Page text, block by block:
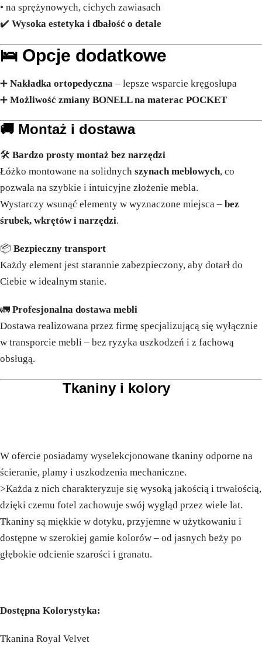
• na sprężynowych, cichych zawiasach
✔️ Wysoka estetyka i dbałość o detale
🛌 Opcje dodatkowe
➕ Nakładka ortopedyczna – lepsze wsparcie kręgosłupa
➕ Możliwość zmiany BONELL na materac POCKET
🚚 Montaż i dostawa
🛠️ Bardzo prosty montaż bez narzędzi
Łóżko montowane na solidnych szynach meblowych, co
pozwala na szybkie i intuicyjne złożenie mebla.
Wystarczy wsunąć elementy w wyznaczone miejsca – bez
śrubek, wkrętów i narzędzi.
📦 Bezpieczny transport
Każdy element jest starannie zabezpieczony, aby dotarł do
Ciebie w idealnym stanie.
🚛 Profesjonalna dostawa mebli
Dostawa realizowana przez firmę specjalizującą się wyłącznie
w transporcie mebli – bez ryzyka uszkodzeń i z fachową
obsługą.
Tkaniny i kolory
W ofercie posiadamy wyselekcjonowane tkaniny odporne na
ścieranie, plamy i uszkodzenia mechaniczne.
>Każda z nich charakteryzuje się wysoką jakością i trwałością,
dzięki czemu fotel zachowuje swój wygląd przez wiele lat.
Tkaniny są miękkie w dotyku, przyjemne w użytkowaniu i
dostępne w szerokiej gamie kolorów – od jasnych beży po
głębokie odcienie szarości i granatu.
Dostępna Kolorystyka:
Tkanina Royal Velvet